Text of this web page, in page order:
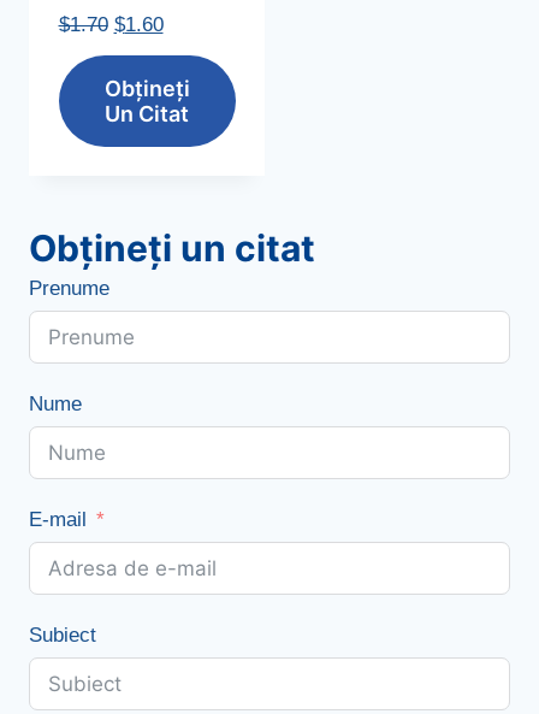
$1.70 Pretul
original
a
fost:
$1.70.
$1.60Pretul
actual
este:
$1.60.
Obțineți
Un Citat
Obțineți un citat
Prenume
Nume
E-mail
Subiect